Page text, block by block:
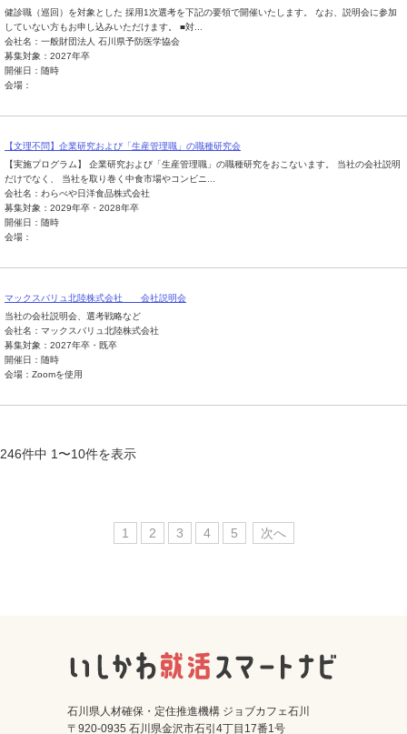
健診職（巡回）を対象とした 採用1次選考を下記の要領で開催いたします。 なお、説明会に参加
していない方もお申し込みいただけます。 ■対...
会社名：一般財団法人 石川県予防医学協会
募集対象：2027年卒
開催日：随時
会場：
【文理不問】企業研究および「生産管理職」の職種研究会
【実施プログラム】 企業研究および「生産管理職」の職種研究をおこないます。 当社の会社説明
だけでなく、 当社を取り巻く中食市場やコンビニ...
会社名：わらべや日洋食品株式会社
募集対象：2029年卒・2028年卒
開催日：随時
会場：
マックスバリュ北陸株式会社 会社説明会
当社の会社説明会、選考戦略など
会社名：マックスバリュ北陸株式会社
募集対象：2027年卒・既卒
開催日：随時
会場：Zoomを使用
246件中 1〜10件を表示
1 2 3 4 5 次へ
石川県人材確保・定住推進機構 ジョブカフェ石川
〒920-0935 石川県金沢市石引4丁目17番1号